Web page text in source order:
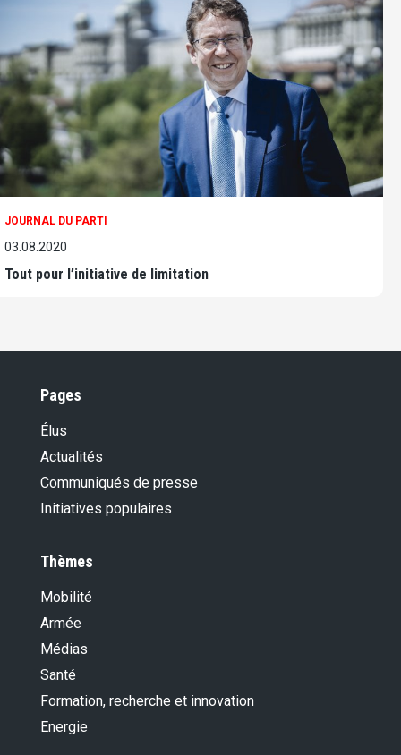
JOURNAL DU PARTI
03.08.2020
Tout pour l’initiative de limitation
Pages
Élus
Actualités
Communiqués de presse
Initiatives populaires
Thèmes
Mobilité
Armée
Médias
Santé
Formation, recherche et innovation
Energie